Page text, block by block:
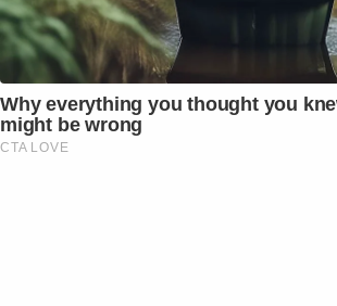
Why everything you thought you
might be wrong
CTA LOVE